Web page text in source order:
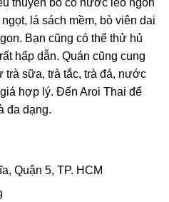
thuyền bò có nước lèo ngon
lá sách mềm, bò viên dai
Bạn cũng có thể thử hủ
hấp dẫn. Quán cũng cung
sữa, trà tắc, trà đá, nước
hợp lý. Đến Aroi Thai để
đa dạng.
Quận 5, TP. HCM